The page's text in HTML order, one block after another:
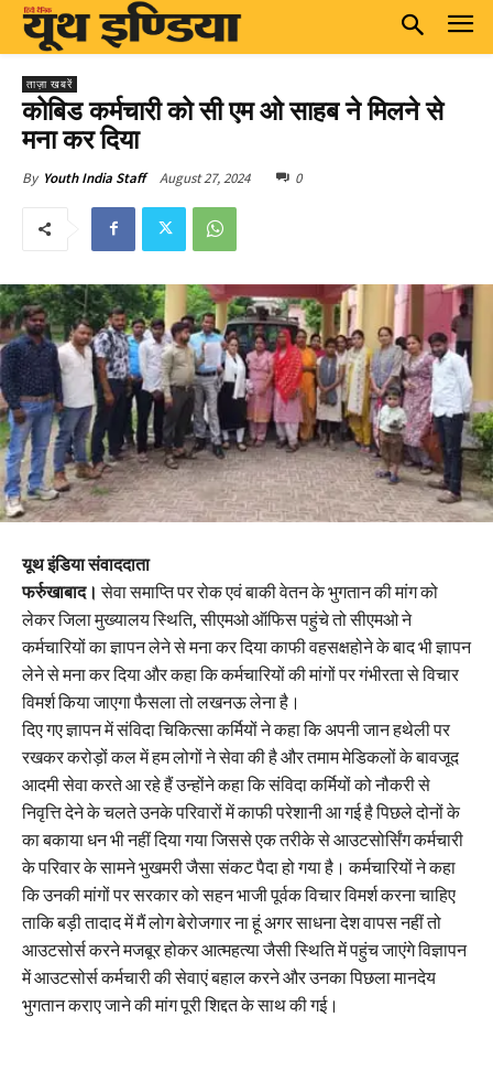
ताज़ा खबरें
कोबिड कर्मचारी को सी एम ओ साहब ने मिलने से
मना कर दिया
By Youth India Staff August 27, 2024 0
यूथ इंडिया संवाददाता
फर्रुखाबाद। सेवा समाप्ति पर रोक एवं बाकी वेतन के भुगतान की मांग को
लेकर जिला मुख्यालय स्थिति, सीएमओ ऑफिस पहुंचे तो सीएमओ ने
कर्मचारियों का ज्ञापन लेने से मना कर दिया काफी वहसक्षहोने के बाद भी ज्ञापन
लेने से मना कर दिया और कहा कि कर्मचारियों की मांगों पर गंभीरता से विचार
विमर्श किया जाएगा फैसला तो लखनऊ लेना है।
दिए गए ज्ञापन में संविदा चिकित्सा कर्मियों ने कहा कि अपनी जान हथेली पर
रखकर करोड़ों कल में हम लोगों ने सेवा की है और तमाम मेडिकलों के बावजूद
आदमी सेवा करते आ रहे हैं उन्होंने कहा कि संविदा कर्मियों को नौकरी से
निवृत्ति देने के चलते उनके परिवारों में काफी परेशानी आ गई है पिछले दोनों के
का बकाया धन भी नहीं दिया गया जिससे एक तरीके से आउटसोर्सिंग कर्मचारी
के परिवार के सामने भुखमरी जैसा संकट पैदा हो गया है। कर्मचारियों ने कहा
कि उनकी मांगों पर सरकार को सहन भाजी पूर्वक विचार विमर्श करना चाहिए
ताकि बड़ी तादाद में मैं लोग बेरोजगार ना हूं अगर साधना देश वापस नहीं तो
आउटसोर्स करने मजबूर होकर आत्महत्या जैसी स्थिति में पहुंच जाएंगे विज्ञापन
में आउटसोर्स कर्मचारी की सेवाएं बहाल करने और उनका पिछला मानदेय
भुगतान कराए जाने की मांग पूरी शिद्दत के साथ की गई।